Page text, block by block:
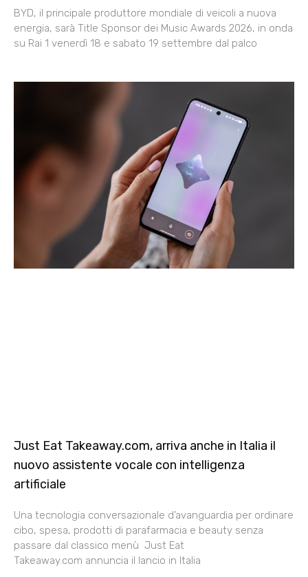
BYD, il principale produttore mondiale di veicoli a nuova
energia, sarà Title Sponsor dei Music Awards 2026, in onda
su Rai 1 venerdì 18 e sabato 19 settembre dal palco
Just Eat Takeaway.com, arriva anche in Italia il
nuovo assistente vocale con intelligenza
artificiale
Una tecnologia conversazionale d’avanguardia per ordinare
cibo, spesa, prodotti di parafarmacia e beauty senza
passare dal classico menù Just Eat
Takeaway.com annuncia il lancio in Italia